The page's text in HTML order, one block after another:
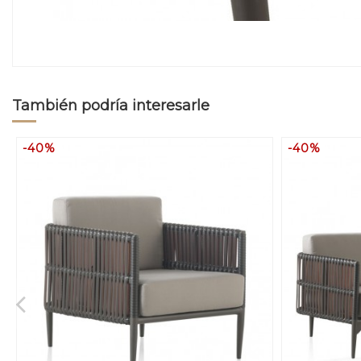
También podría interesarle
-40% -40%